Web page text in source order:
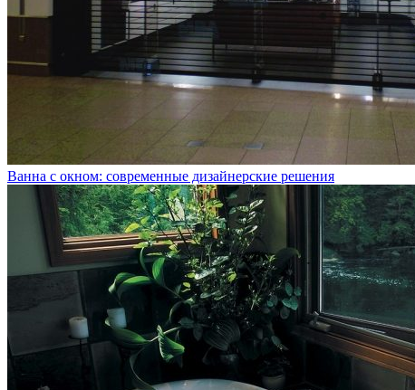
Ванна с окном: современные дизайнерские решения